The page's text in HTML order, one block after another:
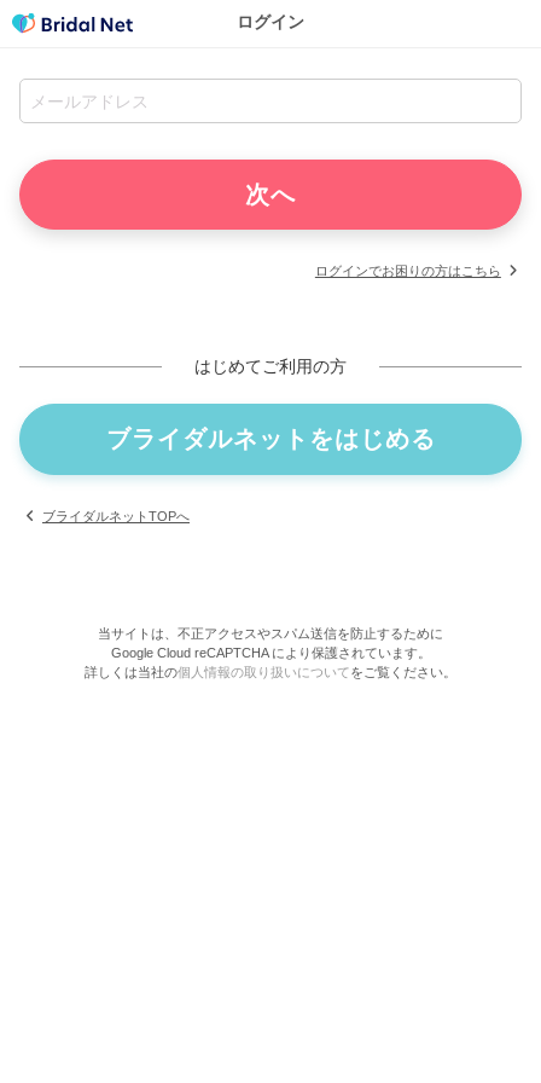
ログイン
ログインでお困りの方はこちら
はじめてご利用の方
ブライダルネットをはじめる
ブライダルネットTOPへ
当サイトは、不正アクセスやスパム送信を防止するために
Google Cloud reCAPTCHA により保護されています。
詳しくは当社の個人情報の取り扱いについてをご覧ください。